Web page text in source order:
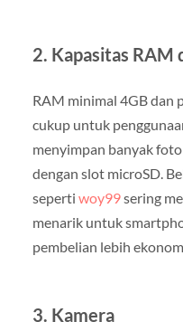
2. Kapasitas RAM
RAM minimal 4GB dan
cukup untuk
menyimpan banyak
dengan slot microSD.
seperti woy99sering
menarik untuk
pembelian lebih
3. Kamera